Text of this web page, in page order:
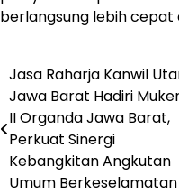
berlangsung lebih cepat
Post
navigation
Jasa Raharja Kanwil
Jawa Barat Hadiri
II Organda Jawa Barat,
Perkuat Sinergi
Kebangkitan Angkutan
Umum Berkeselamatan